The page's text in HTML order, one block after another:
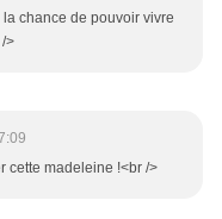
chance de pouvoir vivre
>
cette madeleine !<br />